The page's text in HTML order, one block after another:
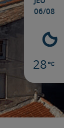
06/08
28